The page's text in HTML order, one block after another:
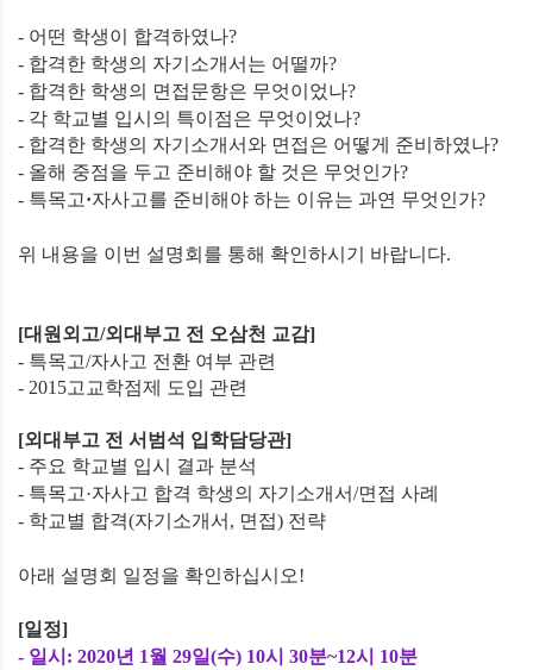
- 어떤 학생이 합격하였나?
- 합격한 학생의 자기소개서는 어떨까?
- 합격한 학생의 면접문항은 무엇이었나?
- 각 학교별 입시의 특이점은 무엇이었나?
- 합격한 학생의 자기소개서와 면접은 어떻게 준비하였나?
- 올해 중점을 두고 준비해야 할 것은 무엇인가?
- 특목고·자사고를 준비해야 하는 이유는 과연 무엇인가?
위 내용을 이번 설명회를 통해 확인하시기 바랍니다.
[대원외고/외대부고 전 오삼천 교감]
- 특목고/자사고 전환 여부 관련
- 2015고교학점제 도입 관련
[외대부고 전 서범석 입학담당관]
- 주요 학교별 입시 결과 분석
- 특목고·자사고 합격 학생의 자기소개서/면접 사례
- 학교별 합격(자기소개서 , 면접) 전략
아래 설명회 일정을 확인하십시오!
[일정]
- 일시 : 2020년 1월 29일(수) 10시 30분~12시 10분